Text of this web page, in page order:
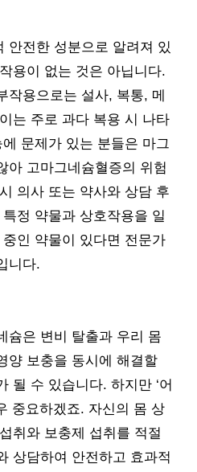
안전한 성분으로 알려져 있
용이 없는 것은 아닙니다.
작용으로는 설사, 복통, 메
는 주로 과다 복용 시 나타
문제가 있는 분들은 마그
아 고마그네슘혈증의 위험
의사 또는 약사와 상담 후
정 약물과 상호작용을 일
인 약물이 있다면 전문가
니다.
슘은 변비 탈출과 우리 몸
양 보충을 동시에 해결할
될 수 있습니다. 하지만 ‘어
중요하겠죠. 자신의 몸 상
취와 보충제 섭취를 적절
상담하여 안전하고 효과적